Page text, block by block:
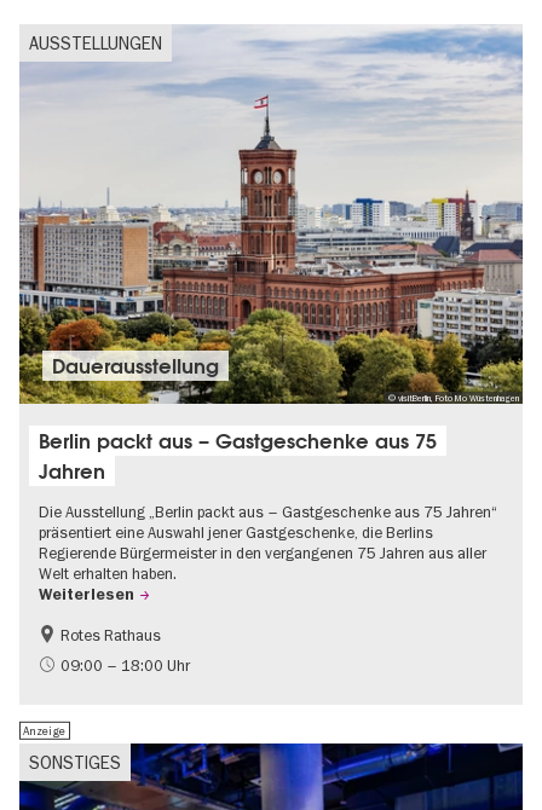
AUSSTELLUNGEN
© visitBerlin, Foto Mo Wüstenhagen
Dauer­aus­stel­lung
Berlin packt aus – Gastgeschenke aus 75
Jahren
Die Ausstellung „Berlin packt aus – Gastgeschenke aus 75 Jahren“
präsentiert eine Auswahl jener Gastgeschenke, die Berlins
Regierende Bürgermeister in den vergangenen 75 Jahren aus aller
Welt erhalten haben.
Weiterlesen
Geschichte
Gratis
Rotes Rathaus
09:00 – 18:00 Uhr
SONSTIGES
Anzeige